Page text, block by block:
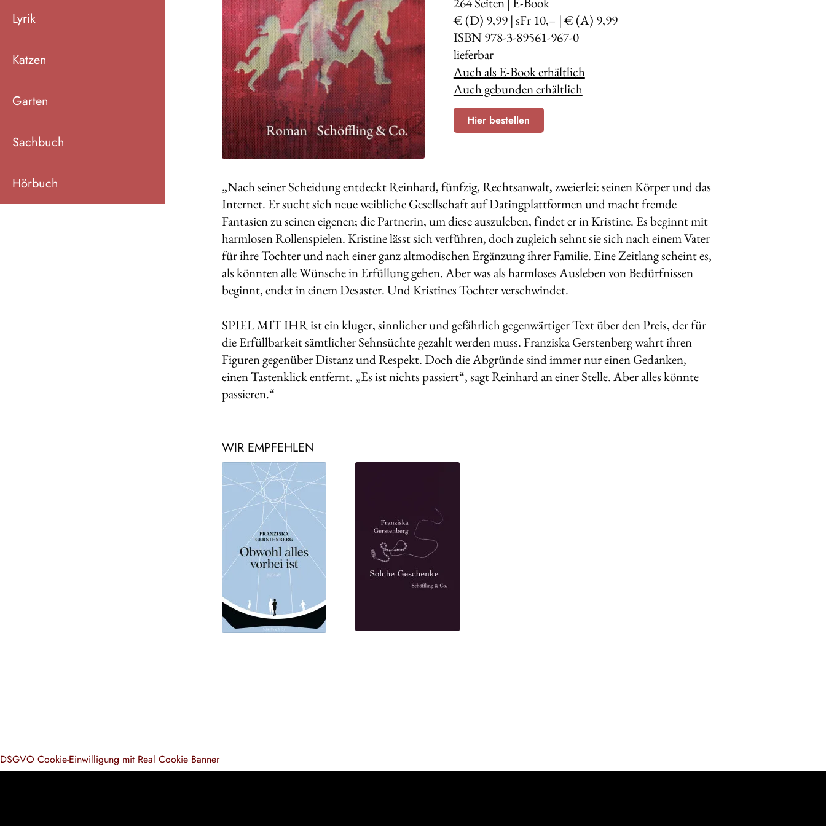
Lyrik
Katzen
Garten
Sachbuch
Hörbuch
€ (D) 9,99 | sFr 10,– | € (A) 9,99
ISBN 978-3-89561-967-0
lieferbar
Auch als E-Book erhältlich
Auch gebunden erhältlich
Hier bestellen
„Nach seiner Scheidung entdeckt Reinhard, fünfzig, Rechtsanwalt, zweierlei: seinen Körper und das
Internet. Er sucht sich neue weibliche Gesellschaft auf Datingplattformen und macht fremde
Fantasien zu seinen eigenen; die Partnerin, um diese auszuleben, findet er in Kristine. Es beginnt mit
harmlosen Rollenspielen. Kristine lässt sich verführen, doch zugleich sehnt sie sich nach einem Vater
für ihre Tochter und nach einer ganz altmodischen Ergänzung ihrer Familie. Eine Zeitlang scheint es,
als könnten alle Wünsche in Erfüllung gehen. Aber was als harmloses Ausleben von Bedürfnissen
beginnt, endet in einem Desaster. Und Kristines Tochter verschwindet.
SPIEL MIT IHR ist ein kluger, sinnlicher und gefährlich gegenwärtiger Text über den Preis, der für
die Erfüllbarkeit sämtlicher Sehnsüchte gezahlt werden muss. Franziska Gerstenberg wahrt ihren
Figuren gegenüber Distanz und Respekt. Doch die Abgründe sind immer nur einen Gedanken,
einen Tastenklick entfernt. „Es ist nichts passiert“, sagt Reinhard an einer Stelle. Aber alles könnte
passieren.“
WIR EMPFEHLEN
DSGVO Cookie-Einwilligung mit Real Cookie Banner